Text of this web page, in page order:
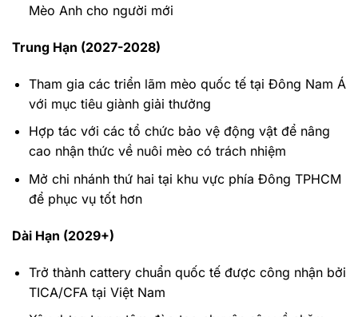
Mèo Anh cho người mới
Trung Hạn (2027-2028)
Tham gia các triển lãm mèo quốc tế tại Đông Nam Á
với mục tiêu giành giải thưởng
Hợp tác với các tổ chức bảo vệ động vật để nâng
cao nhận thức về nuôi mèo có trách nhiệm
Mở chi nhánh thứ hai tại khu vực phía Đông TPHCM
để phục vụ tốt hơn
Dài Hạn (2029+)
Trở thành cattery chuẩn quốc tế được công nhận bởi
TICA/CFA tại Việt Nam